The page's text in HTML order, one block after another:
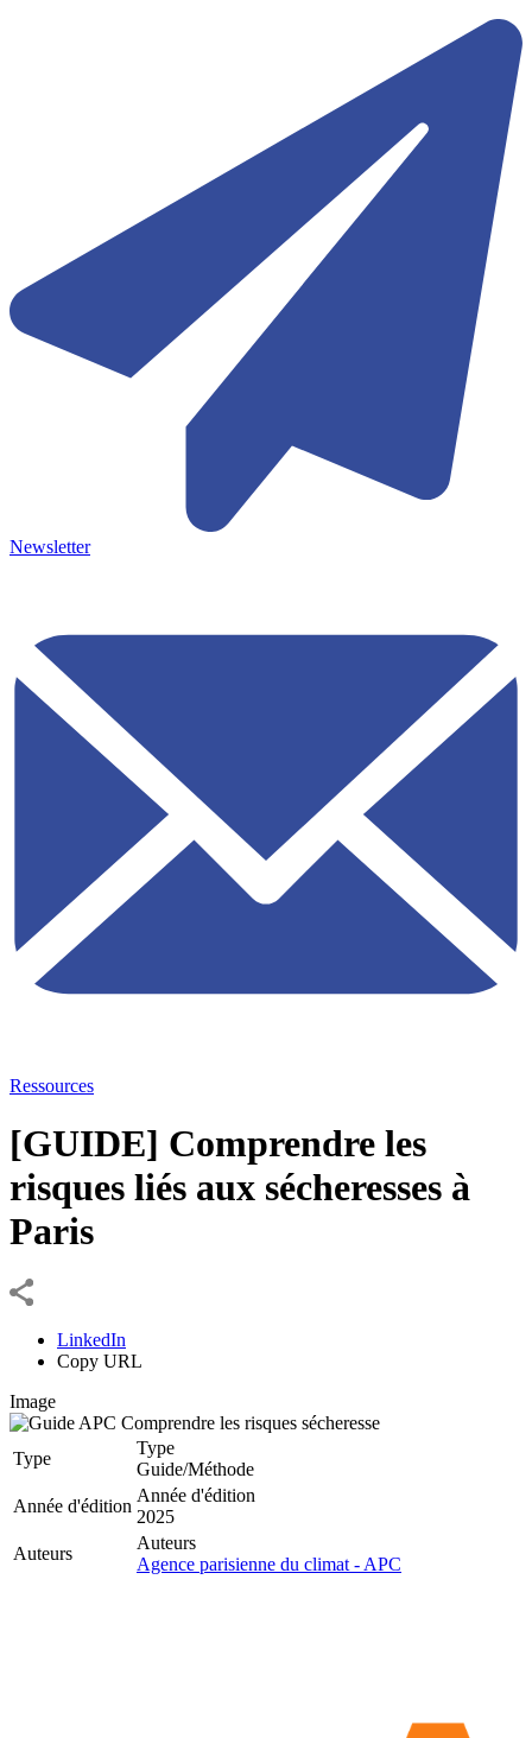
Newsletter
Ressources
[GUIDE] Comprendre les
risques liés aux sécheresses à
Paris
LinkedIn
Copy URL
Image
Type
Type
Guide/Méthode
Année d'édition
Année d'édition
2025
Auteurs
Auteurs
Agence parisienne du climat - APC